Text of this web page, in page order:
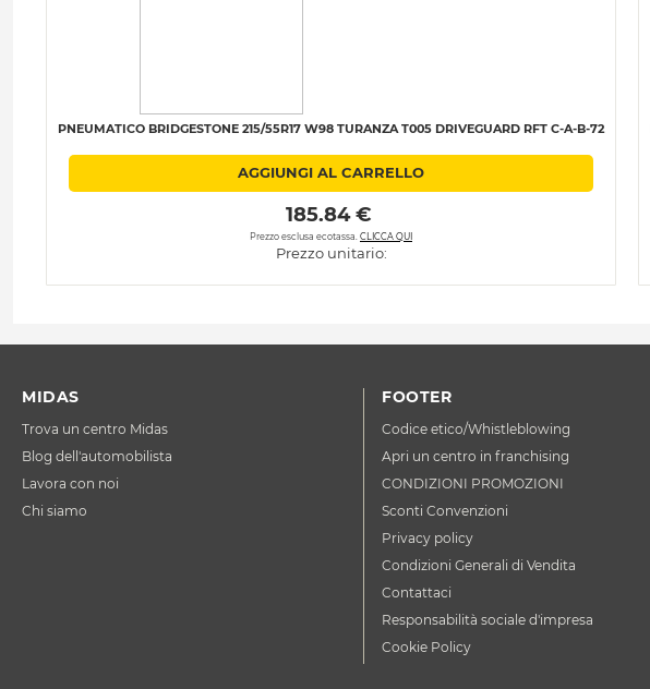
PNEUMATICO BRIDGESTONE 215/55R17 W98 TURANZA T005 DRIVEGUARD RFT C-A-B-72
AGGIUNGI AL CARRELLO
185.84 €
Prezzo esclusa ecotassa. CLICCA QUI
Prezzo unitario:
MIDAS
Trova un centro Midas
Blog dell'automobilista
Lavora con noi
Chi siamo
FOOTER
Codice etico/Whistleblowing
Apri un centro in franchising
CONDIZIONI PROMOZIONI
Sconti Convenzioni
Privacy policy
Condizioni Generali di Vendita
Contattaci
Responsabilità sociale d'impresa
Cookie Policy